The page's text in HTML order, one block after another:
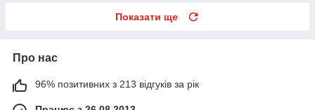
Показати ще
Про нас
96% позитивних з 213 відгуків за рік